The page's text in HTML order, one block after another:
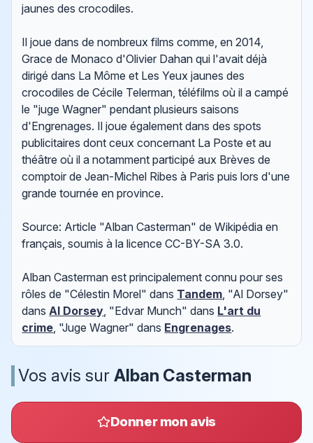
jaunes des crocodiles.
Il joue dans de nombreux films comme, en 2014,
Grace de Monaco d'Olivier Dahan qui l'avait déjà
dirigé dans La Môme et Les Yeux jaunes des
crocodiles de Cécile Telerman, téléfilms où il a campé
le "juge Wagner" pendant plusieurs saisons
d'Engrenages. Il joue également dans des spots
publicitaires dont ceux concernant La Poste et au
théâtre où il a notamment participé aux Brèves de
comptoir de Jean-Michel Ribes à Paris puis lors d'une
grande tournée en province.
Source: Article "Alban Casterman" de Wikipédia en
français, soumis à la licence CC-BY-SA 3.0.
Alban Casterman est principalement connu pour ses
rôles de "Célestin Morel" dans Tandem, "Al Dorsey"
dansAl Dorsey, "Edvar Munch" dans L'art du
crime, "Juge Wagner" dans Engrenages.
Vos avis sur Alban Casterman
Donner mon avis